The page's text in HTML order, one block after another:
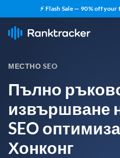
⚡ Flash Sale — 90% off
МЕСТНО SEO
Пълно
извършване
SEO
Хонконг